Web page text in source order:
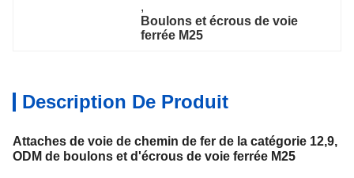
,
Boulons et écrous de voie
ferrée M25
Description De Produit
Attaches de voie de chemin de fer de la catégorie 12,9,
ODM de boulons et d'écrous de voie ferrée M25